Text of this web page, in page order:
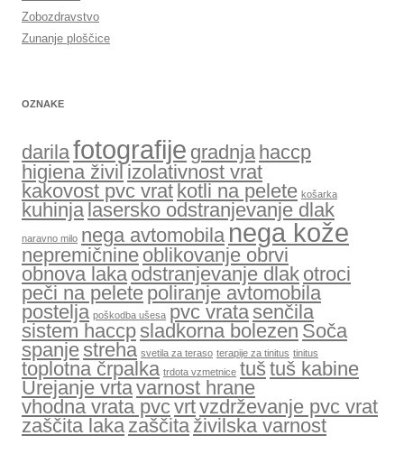
Zobozdravstvo
Zunanje ploščice
OZNAKE
darilafotografije gradnja haccp
higiena živil izolativnost vrat
kakovost pvc vrat kotli na pelete košarka
kuhinja lasersko odstranjevanje dlak
naravno milo nega avtomobila nega kože
nepremičnine oblikovanje obrvi
obnova laka odstranjevanje dlak otroci
peči na pelete poliranje avtomobila
postelja poškodba ušesa pvc vratasenčila
sistem haccpsladkorna bolezen Soča
spanjestreha svetila za teraso terapije za tinitus tinitus
toplotna črpalka trdota vzmetnice tuš tuš kabine
Urejanje vrtavarnost hrane
vhodna vrata pvcvrtvzdrževanje pvc vrat
zaščita laka zaščita živilska varnost